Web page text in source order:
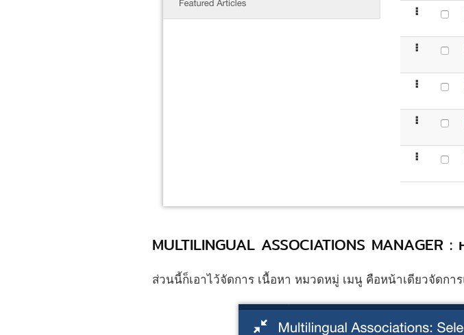
MULTILINGUAL ASSOCIATIONS MANAGER
ส่วนนี้ก็เอาไว้จัดการ เนื้อหา หมวดหมู่ เมนู คือหน้าเดียวจัดกา